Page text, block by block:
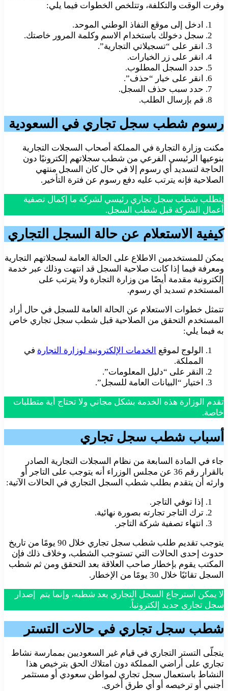
وفرت الوقت والتكلفة، وتتلخص الخطوات فيما يلي:
ادخل إلى موقع النفاذ الوطني الموحد.
سجل دخولك باستخدام الاسم وكلمة المرور خاصتك.
انقر على “تسجيلاتي التجارية”.
انقر على زر الخيارات.
حدد السجل المطلوب.
انقر على خيار “حذف”.
حدد سبب حذف السجل.
قم بإرسال الطلب.
رسوم شطب سجل تجاري في السعودية
مكنت وزارة التجارة في المملكة أصحاب السجلات التجارية
بنوعيها الرئيسي الفرعي من شطب سجلاتهم إلكترونيًا دون
الحاجة لتسديد أي رسوم إلا في حال كان السجل منتهي
الصلاحية فإنه يترتب عليه دفع رسوم عن فترة التأخير.
يتطلب شطب سجل تجاري رئيسي لشركة ما إكمال تصفية
أعمال الشركة قبل شطب السجل.
كيفية الاستعلام عن حالة السجل التجاري
يمكن للمستخدمين الاطلاع على الحالة العامة لسجلاتهم التجارية
ومعرفة فيما إذا كانت صلاحية السجل قد انتهت وذلك عبر خدمة
إلكترونية مقدمة أيضًا من وزارة التجارة ولا يترتب على
المستخدم تسديد أي رسوم.
تتمثل خطوات الاستعلام عن الحالة العامة للسجل في حال أراد
المستخدم التحقق من الصلاحية قبل شطب سجل تجاري خاص
به فيما يلي:
الولوج لموقع الخدمات الإلكترونية لوزارة التجارة في
المملكة.
النقر على “دليل المعلومات”.
اختيار “البيانات العامة للسجل”.
تقدم الوزارة هذه الخدمة بشكل مجاني ولا تحتاج أية متطلبات
خاصة.
أسباب شطب سجل تجاري
جاء في المادة السابعة من نظام السجلات التجارية الصادر
بالقرار رقم 36 عن مجلس الوزراء أنه يتوجب على التاجر أو
وارثه أن يتقدم بطلب شطب السجل التجاري في الحالات الآتية:
إذا توفي التاجر.
ترك التاجر تجارته بصورة نهائية.
انتهاء تصفية شركة التاجر.
يتوجب تقديم طلب شطب سجل تجاري خلال 90 يومًا من تاريخ
حدوث إحدى الحالات التي تستوجب الشطب، وخلاف ذلك فإن
المكتب يقوم بإخطار صاحب العلاقة بعد التحقق ومن ثم شطب
السجل تقائيًا خلال 30 يومًا من الإخطار.
لا يمكن استرجاع السجل التجاري بعد شطبه، وإنما يتم إصدار
سجل تجاري جديد إلكترونياً.
شطب سجل تجاري في حالات التستر
يتجلّى التستر التجاري في قيام غير السعوديين بممارسة نشاط
تجاري على أراضي المملكة دون امتلاك الحق بترخيص هذا
النشاط باستعمال سجل تجاري لمواطن سعودي أو مستثمر
أجنبي أو ترخيصه أو أي طرق أخرى.